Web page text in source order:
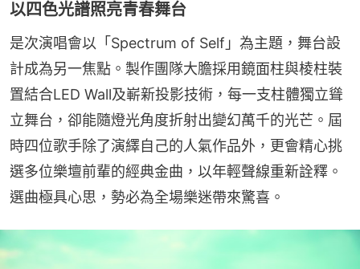
以四色光譜照亮青春舞台
是次演唱會以「Spectrum of Self」為主題，舞台設
計成為另一焦點。製作團隊大膽採用鏡面柱與棱柱裝
置結合LED Wall及嶄新投影技術，每一支柱體獨立聳
立舞台，卻能隨燈光角度折射出變幻萬千的光芒。屆
時四位歌手除了演繹自己的人氣作品外，更會精心挑
選多位樂壇前輩的經典金曲，以年輕聲線重新詮釋。
選曲極具心思，勢必為全場樂迷帶來驚喜。